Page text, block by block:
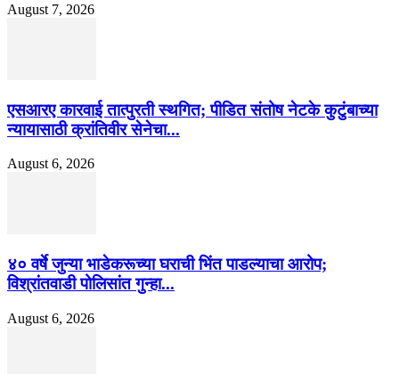
August 7, 2026
एसआरए कारवाई तात्पुरती स्थगित; पीडित संतोष नेटके कुटुंबाच्या
न्यायासाठी क्रांतिवीर सेनेचा...
August 6, 2026
४० वर्षे जुन्या भाडेकरूच्या घराची भिंत पाडल्याचा आरोप;
विश्रांतवाडी पोलिसांत गुन्हा...
August 6, 2026